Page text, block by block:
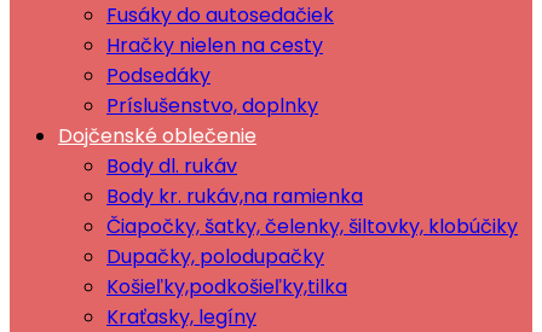
Fusáky do autosedačiek
Hračky nielen na cesty
Podsedáky
Príslušenstvo, doplnky
Dojčenské oblečenie
Body dl. rukáv
Body kr. rukáv,na ramienka
Čiapočky, šatky, čelenky, šiltovky, klobúčiky
Dupačky, polodupačky
Košieľky,podkošieľky,tilka
Kraťasky, legíny